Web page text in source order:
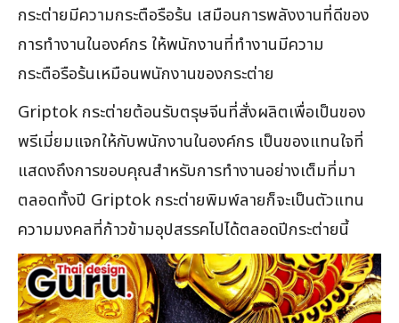
กระต่ายมีความกระตือรือร้น เสมือนการพลังงานที่ดีของ
การทำงานในองค์กร ให้พนักงานที่ทำงานมีความ
กระตือรือร้นเหมือนพนักงานของกระต่าย
Griptok กระต่ายต้อนรับตรุษจีนที่สั่งผลิตเพื่อเป็นของ
พรีเมี่ยมแจกให้กับพนักงานในองค์กร เป็นของแทนใจที่
แสดงถึงการขอบคุณสำหรับการทำงานอย่างเต็มที่มา
ตลอดทั้งปี Griptok กระต่ายพิมพ์ลายก็จะเป็นตัวแทน
ความมงคลที่ก้าวข้ามอุปสรรคไปได้ตลอดปีกระต่ายนี้